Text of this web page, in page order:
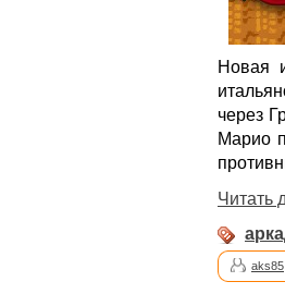
Новая
через
Марио
Читать
aks85